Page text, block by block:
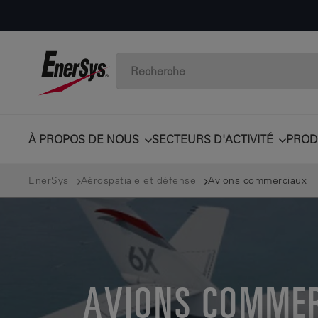
À PROPOS DE NOUS SECTEURS D'ACTIVITÉ
EnerSys Aérospatiale et défense Avions commerciaux
AVIONS